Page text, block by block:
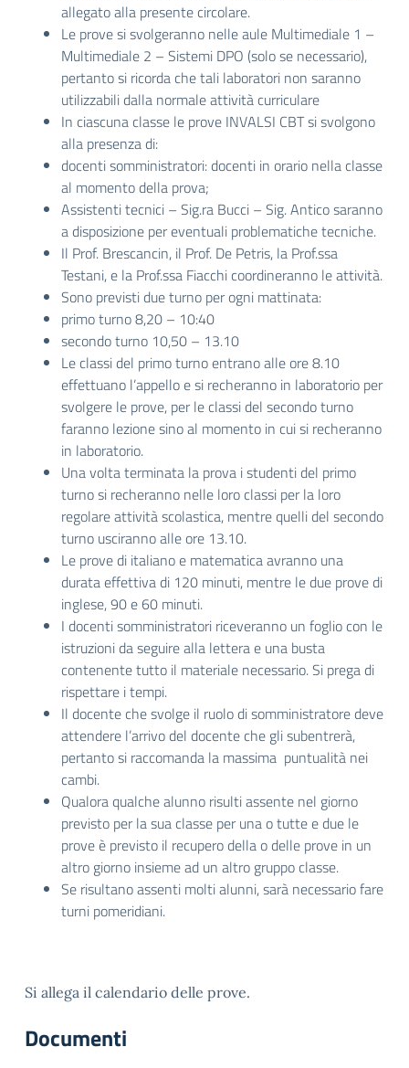
allegato alla presente circolare.
Le prove si svolgeranno nelle aule Multimediale 1 –
Multimediale 2 – Sistemi DPO (solo se necessario),
pertanto si ricorda che tali laboratori non saranno
utilizzabili dalla normale attività curriculare
In ciascuna classe le prove INVALSI CBT si svolgono
alla presenza di:
docenti somministratori: docenti in orario nella classe
al momento della prova;
Assistenti tecnici – Sig.ra Bucci – Sig. Antico saranno
a disposizione per eventuali problematiche tecniche.
Il Prof. Brescancin, il Prof. De Petris, la Prof.ssa
Testani, e la Prof.ssa Fiacchi coordineranno le attività.
Sono previsti due turno per ogni mattinata:
primo turno 8,20 – 10:40
secondo turno 10,50 – 13.10
Le classi del primo turno entrano alle ore 8.10
effettuano l’appello e si recheranno in laboratorio per
svolgere le prove, per le classi del secondo turno
faranno lezione sino al momento in cui si recheranno
in laboratorio.
Una volta terminata la prova i studenti del primo
turno si recheranno nelle loro classi per la loro
regolare attività scolastica, mentre quelli del secondo
turno usciranno alle ore 13.10.
Le prove di italiano e matematica avranno una
durata effettiva di 120 minuti, mentre le due prove di
inglese, 90 e 60 minuti.
I docenti somministratori riceveranno un foglio con le
istruzioni da seguire alla lettera e una busta
contenente tutto il materiale necessario. Si prega di
rispettare i tempi.
Il docente che svolge il ruolo di somministratore deve
attendere l’arrivo del docente che gli subentrerà,
pertanto si raccomanda la massima puntualità nei
cambi.
Qualora qualche alunno risulti assente nel giorno
previsto per la sua classe per una o tutte e due le
prove è previsto il recupero della o delle prove in un
altro giorno insieme ad un altro gruppo classe.
Se risultano assenti molti alunni, sarà necessario fare
turni pomeridiani.
Si allega il calendario delle prove.
Documenti